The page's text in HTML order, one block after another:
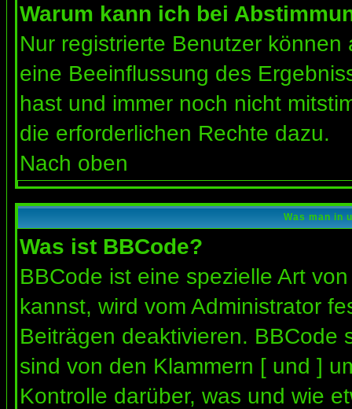
Warum kann ich bei
Nur registrierte Benutzer
eine Beeinflussung des
hast und immer noch nicht
die erforderlichen Rechte dazu.
Nach oben
Was man in
Was ist BBCode?
BBCode ist eine spezielle Art
kannst, wird vom Administrator
Beiträgen deaktivieren. BBCode
sind von den Klammern [ und ]
Kontrolle darüber, was und wie